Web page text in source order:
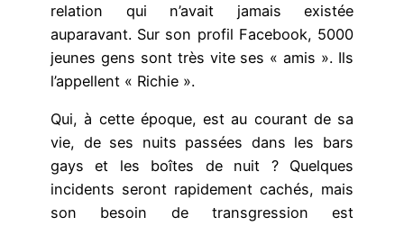
relation qui n’avait jamais existée
auparavant. Sur son profil Facebook, 5000
jeunes gens sont très vite ses « amis ». Ils
l’appellent « Richie ».
Qui, à cette époque, est au courant de sa
vie, de ses nuits passées dans les bars
gays et les boîtes de nuit ? Quelques
incidents seront rapidement cachés, mais
son besoin de transgression est